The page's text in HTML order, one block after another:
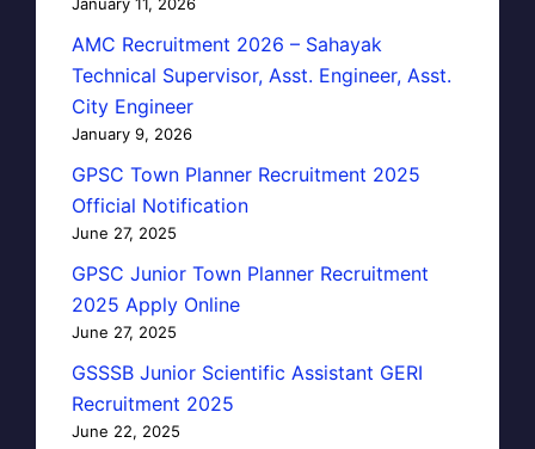
AMC Recruitment 2026 – Sahayak
Technical Supervisor, Asst. Engineer, Asst.
City Engineer
January 9, 2026
GPSC Town Planner Recruitment 2025
Official Notification
June 27, 2025
GPSC Junior Town Planner Recruitment
2025 Apply Online
June 27, 2025
GSSSB Junior Scientific Assistant GERI
Recruitment 2025
June 22, 2025